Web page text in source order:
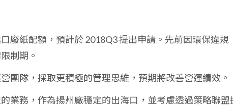
廢紙配額，預計於 2018Q3 提出申請。先前因環保違規
制期。
團隊，採取更積極的管理思維，預期將改善營運績效。
的業務，作為揚州廠穩定的出海口，並考慮透過策略聯盟